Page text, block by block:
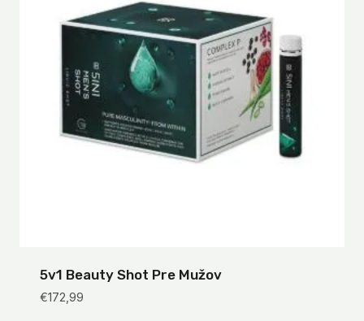
5v1 Beauty Shot Pre Mužov
€172,99